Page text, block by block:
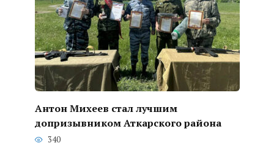
Антон Михеев стал лучшим
допризывником Аткарского района
340